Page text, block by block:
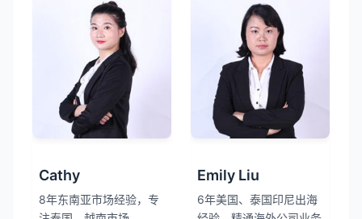
Cathy
8年东南亚市场经验，专
Emily Liu
6年美国、泰国印尼出海